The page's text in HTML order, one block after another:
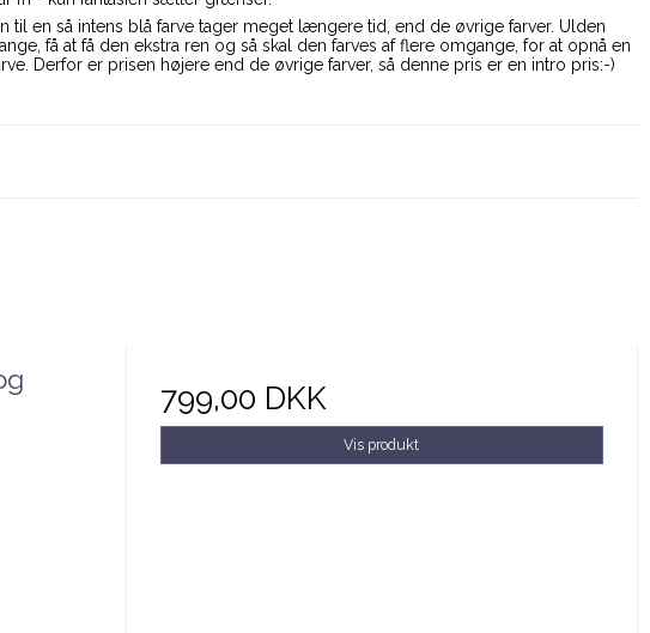
til en så intens blå farve tager meget længere tid, end de øvrige farver. Ulden
få at få den ekstra ren og så skal den farves af flere omgange, for at opnå en
Derfor er prisen højere end de øvrige farver, så denne pris er en intro pris:-)
799,00 DKK
Vis produkt